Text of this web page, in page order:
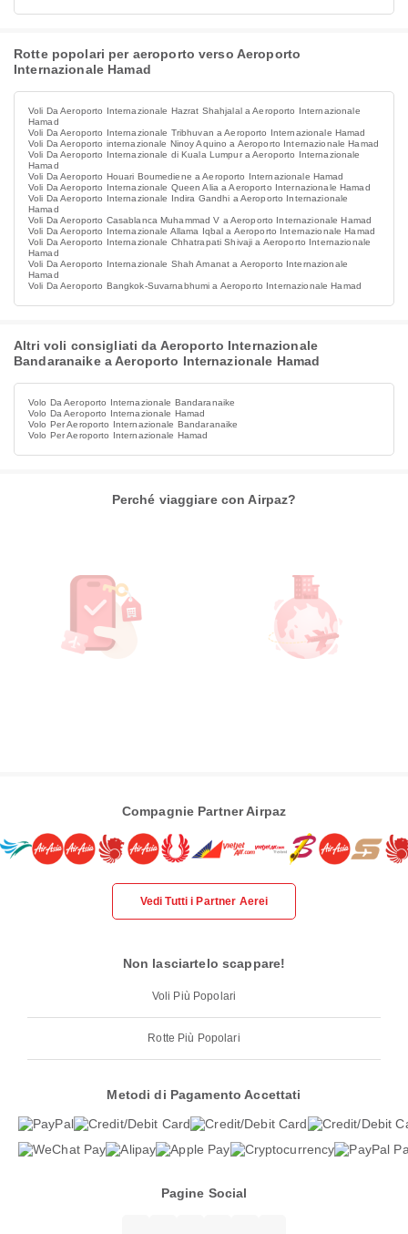
Rotte popolari per aeroporto verso Aeroporto
Internazionale Hamad
Voli Da Aeroporto Internazionale Hazrat Shahjalal a Aeroporto Internazionale
Hamad
Voli Da Aeroporto Internazionale Tribhuvan a Aeroporto Internazionale Hamad
Voli Da Aeroporto internazionale Ninoy Aquino a Aeroporto Internazionale Hamad
Voli Da Aeroporto Internazionale di Kuala Lumpur a Aeroporto Internazionale
Hamad
Voli Da Aeroporto Houari Boumediene a Aeroporto Internazionale Hamad
Voli Da Aeroporto Internazionale Queen Alia a Aeroporto Internazionale Hamad
Voli Da Aeroporto Internazionale Indira Gandhi a Aeroporto Internazionale
Hamad
Voli Da Aeroporto Casablanca Muhammad V a Aeroporto Internazionale Hamad
Voli Da Aeroporto Internazionale Allama Iqbal a Aeroporto Internazionale Hamad
Voli Da Aeroporto Internazionale Chhatrapati Shivaji a Aeroporto Internazionale
Hamad
Voli Da Aeroporto Internazionale Shah Amanat a Aeroporto Internazionale
Hamad
Voli Da Aeroporto Bangkok-Suvarnabhumi a Aeroporto Internazionale Hamad
Altri voli consigliati da Aeroporto Internazionale
Bandaranaike a Aeroporto Internazionale Hamad
Volo Da Aeroporto Internazionale Bandaranaike
Volo Da Aeroporto Internazionale Hamad
Volo Per Aeroporto Internazionale Bandaranaike
Volo Per Aeroporto Internazionale Hamad
Perché viaggiare con Airpaz?
Compagnie Partner Airpaz
Vedi Tutti i Partner Aerei
Non lasciartelo scappare!
Voli Più Popolari
Rotte Più Popolari
Metodi di Pagamento Accettati
Pagine Social